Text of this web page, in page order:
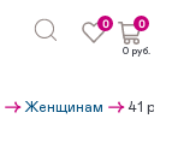
0 0
0 руб.
Женщинам 41